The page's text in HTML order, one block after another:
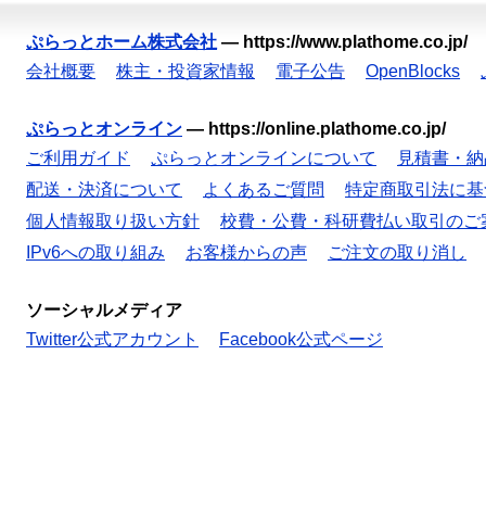
ぷらっとホーム株式会社 — https://www.plathome.co.jp/
会社概要
株主・投資家情報 電子公告 OpenBlocks
ぷらっとオンライン — https://online.plathome.co.jp/
ご利用ガイド
ぷらっとオンラインについて
見積書・
配送・決済について
よくあるご質問
特定商取引法に
個人情報取り扱い方針
校費・公費・科研費払い取引のご
IPv6への取り組み
お客様からの声 ご注文の取り消し
ソーシャルメディア
Twitter公式アカウント
Facebook公式ページ